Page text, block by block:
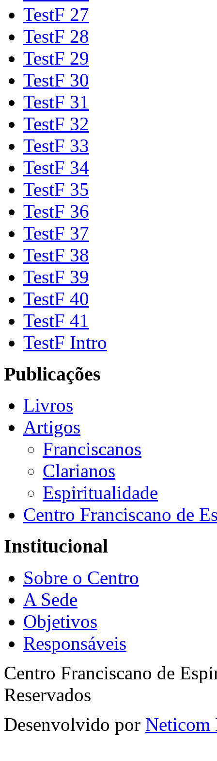
TestF 27
TestF 28
TestF 29
TestF 30
TestF 31
TestF 32
TestF 33
TestF 34
TestF 35
TestF 36
TestF 37
TestF 38
TestF 39
TestF 40
TestF 41
TestF Intro
Publicações
Livros
Artigos
Franciscanos
Clarianos
Espiritualidade
Centro Franciscano de
Institucional
Sobre o Centro
A Sede
Objetivos
Responsáveis
Centro Franciscano de
Reservados
Desenvolvido por Neticom